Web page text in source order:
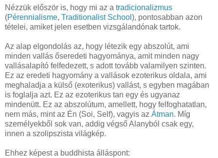
Nézzük először is, hogy mi az a tradicionalizmus
(Pérennialisme, Traditionalist School ), pontosabban azon
tételei, amiket jelen esetben vizsgálandónak tartok.
Az alap elgondolás az, hogy létezik egy abszolút, ami
minden vallás őseredeti hagyománya, amit minden nagy
vallásalapító felfedezett, s adott tovább valamilyen szinten.
Ez az eredeti hagyomány a vallások ezoterikus oldala, ami
meghaladja a külső (exoterikus) vallást, s egyben magában
is foglalja azt. Ez az ezoterikus tan egy és ugyanaz
mindenütt. Ez az abszolútum, amellett, hogy felfoghatatlan,
nem más, mint az Én (Soi, Self), vagyis az Átman. Míg
személyekből sok van, addig végső Alanyból csak egy,
innen a szolipszista világkép.
Ehhez képest a buddhista álláspont: